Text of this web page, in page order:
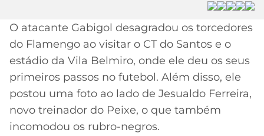
BETBOOM
CÓDIGO
DE
INDICAÇÃO
BET365
CÓDIGO
PALMEIRAS
CORINTHIANS
SÃO
PAULO
SÉRIE
LIBERTADORES
COPA
DO
BRASIL
ESPORTIVA
MERCADO
DA
BOLA
PALPITES
O atacante Gabigol desagradou os torcedores
do Flamengo ao visitar o CT do Santos e o
estádio da Vila Belmiro, onde ele deu os seus
primeiros passos no futebol. Além disso, ele
postou uma foto ao lado de Jesualdo Ferreira,
novo treinador do Peixe, o que também
incomodou os rubro-negros.